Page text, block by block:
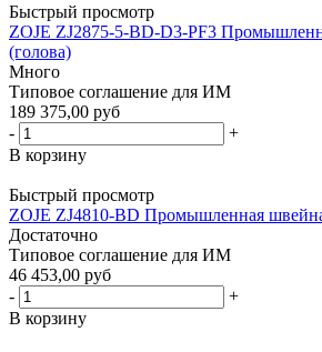
Быстрый просмотр
ZOJE ZJ2875-5-BD-D3-PF3
(голова)
Много
Типовое соглашение для ИМ
189 375,00 руб
-
+
В корзину
Быстрый просмотр
ZOJE ZJ4810-BD Промышленная
Достаточно
Типовое соглашение для ИМ
46 453,00 руб
-
+
В корзину